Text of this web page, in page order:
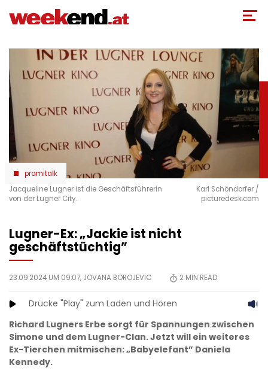
zum
promitalk
Jacqueline Lugner ist die Geschäftsführerin
von der Lugner City.
Karl Schöndorfer /
picturedesk.com
Lugner-Ex: „Jackie ist nicht
geschäftstüchtig”
23.09.2024 UM 09:07, JOVANA BOROJEVIC 2 MIN READ
Drücke "Play" zum Laden und Hören
Richard Lugners Erbe sorgt für Spannungen zwischen
Simone und dem Lugner-Clan. Jetzt will ein weiteres
Ex-Tierchen mitmischen: „Babyelefant” Daniela
Kennedy.